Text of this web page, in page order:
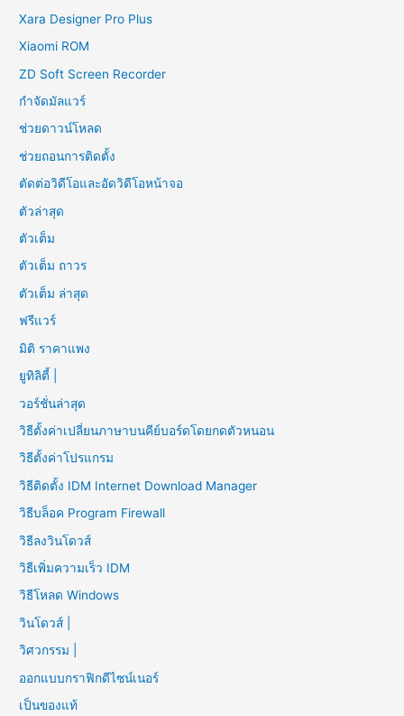
Xara Designer Pro Plus
Xiaomi ROM
ZD Soft Screen Recorder
กำจัดมัลแวร์
ช่วยดาวน์โหลด
ช่วยถอนการติดตั้ง
ตัดต่อวิดีโอและอัดวิดีโอหน้าจอ
ตัวล่าสุด
ตัวเต็ม
ตัวเต็ม ถาวร
ตัวเต็ม ล่าสุด
ฟรีแวร์
มิติ ราคาแพง
ยูทิลิตี้ |
วอร์ชั่นล่าสุด
วิธีตั้งค่าเปลี่ยนภาษาบนคีย์บอร์ดโดยกดตัวหนอน
วิธีตั้งค่าโปรแกรม
วิธีติดตั้ง IDM Internet Download Manager
วิธีบล็อค Program Firewall
วิธีลงวินโดวส์
วิธีเพิ่มความเร็ว IDM
วิธีโหลด Windows
วินโดวส์ |
วิศวกรรม |
ออกแบบกราฟิกดีไซน์เนอร์
เป็นของแท้